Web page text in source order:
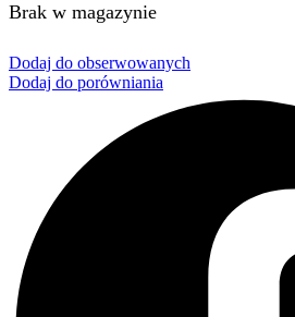
Brak w magazynie
Dodaj do obserwowanych
Dodaj do porówniania